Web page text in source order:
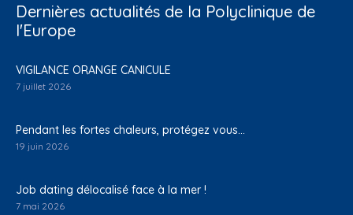
Dernières actualités de la Polyclinique de
l'Europe
VIGILANCE ORANGE CANICULE
7 juillet 2026
Pendant les fortes chaleurs, protégez vous…
19 juin 2026
Job dating délocalisé face à la mer !
7 mai 2026